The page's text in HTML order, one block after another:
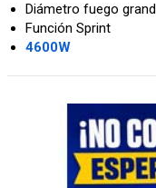
Diámetro fuego
Función Sprint
4600W